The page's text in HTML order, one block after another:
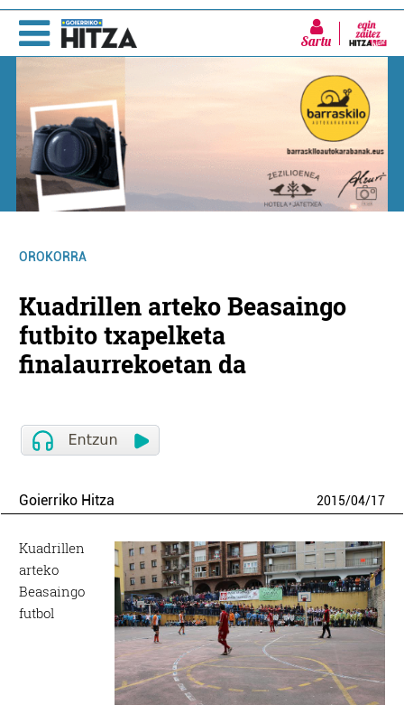
Sartu
OROKORRA
Kuadrillen arteko Beasaingo
futbito txapelketa
finalaurrekoetan da
Goierriko Hitza 2015/04/17
Kuadrillen
arteko
Beasaingo
futbol